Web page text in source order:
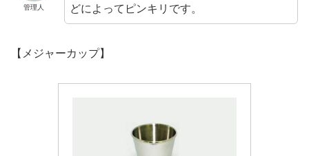
管理人
どによってピンキリです。
【メジャーカップ】